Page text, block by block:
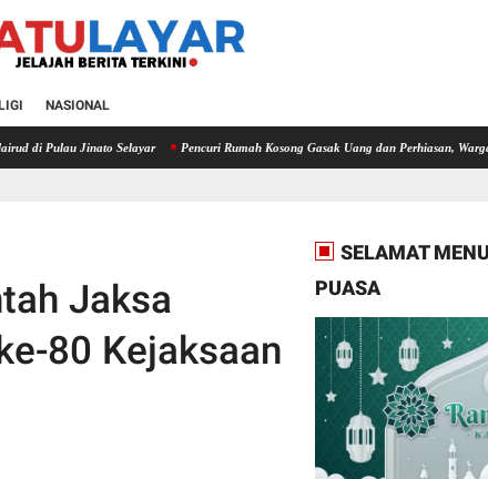
NASIONAL
Jinato Selayar Pencuri Rumah Kosong Gasak Uang dan Perhiasan, Warga
Jaksa
80 Kejaksaan
SELAMAT
PUASA